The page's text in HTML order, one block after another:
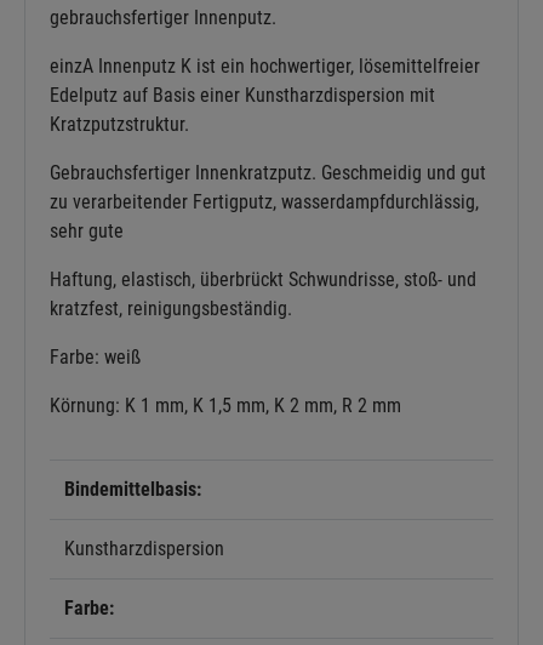
gebrauchsfertiger Innenputz.
einzA Innenputz K ist ein hochwertiger, lösemittelfreier
Edelputz auf Basis einer Kunstharzdispersion mit
Kratzputzstruktur.
Gebrauchsfertiger Innenkratzputz. Geschmeidig und gut
zu verarbeitender Fertigputz, wasserdampfdurchlässig,
sehr gute
Haftung, elastisch, überbrückt Schwundrisse, stoß- und
kratzfest, reinigungsbeständig.
Farbe: weiß
Körnung: K 1 mm, K 1,5 mm, K 2 mm, R 2 mm
Bindemittelbasis:
Kunstharzdispersion
Farbe: